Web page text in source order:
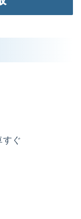
ぐ